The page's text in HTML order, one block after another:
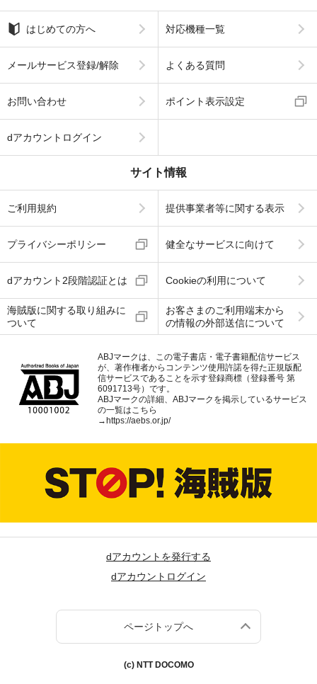
はじめての方へ 対応機種一覧
メールサービス登録/解除 よくある質問
お問い合わせ ポイント表示設定
dアカウントログイン
サイト情報
ご利用規約 提供事業者等に関する表示
プライバシーポリシー 健全なサービスに向けて
dアカウント2段階認証とは Cookieの利用について
海賊版に関する取り組みに
ついて
お客さまのご利用端末から
の情報の外部送信について
ABJマークは、この電子書店・電子書籍配信サービス
が、著作権者からコンテンツ使用許諾を得た正規版配
信サービスであることを示す登録商標（登録番号 第
6091713号）です。
ABJマークの詳細、ABJマークを掲示しているサービス
の一覧はこちら
→https://aebs.or.jp/
dアカウントを発行する
dアカウントログイン
ページトップへ
(c) NTT DOCOMO